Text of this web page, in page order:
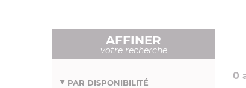
AFFINER
votre recherche
PAR DISPONIBILITÉ
0